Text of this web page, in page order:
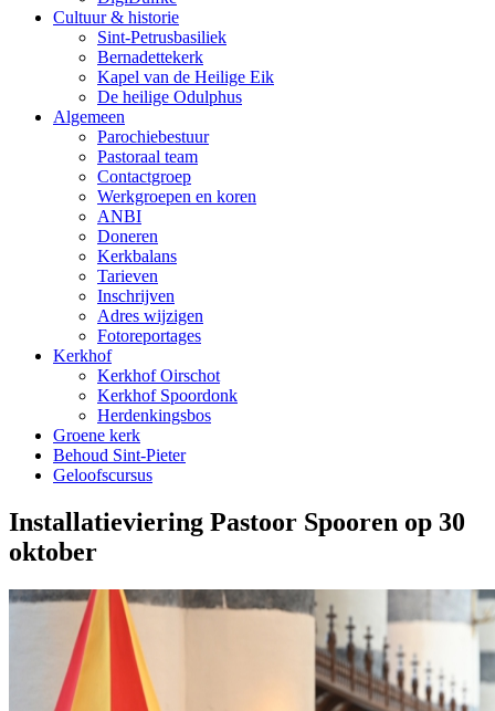
Cultuur & historie
Sint-Petrusbasiliek
Bernadettekerk
Kapel van de Heilige Eik
De heilige Odulphus
Algemeen
Parochiebestuur
Pastoraal team
Contactgroep
Werkgroepen en koren
ANBI
Doneren
Kerkbalans
Tarieven
Inschrijven
Adres wijzigen
Fotoreportages
Kerkhof
Kerkhof Oirschot
Kerkhof Spoordonk
Herdenkingsbos
Groene kerk
Behoud Sint-Pieter
Geloofscursus
Installatieviering Pastoor Spooren op 30
oktober